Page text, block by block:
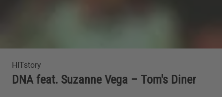
HITstory
DNA feat. Suzanne Vega – Tom's Diner